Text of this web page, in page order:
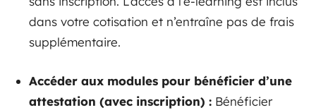
dans votre cotisation et n’entraîne pas de frais
supplémentaire.
Accéder aux modules pour bénéficier d’une
attestation (avec inscription) : Bénéficier